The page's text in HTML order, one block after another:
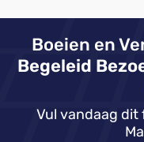
Boeien en
Begeleid
Vul vandaag dit